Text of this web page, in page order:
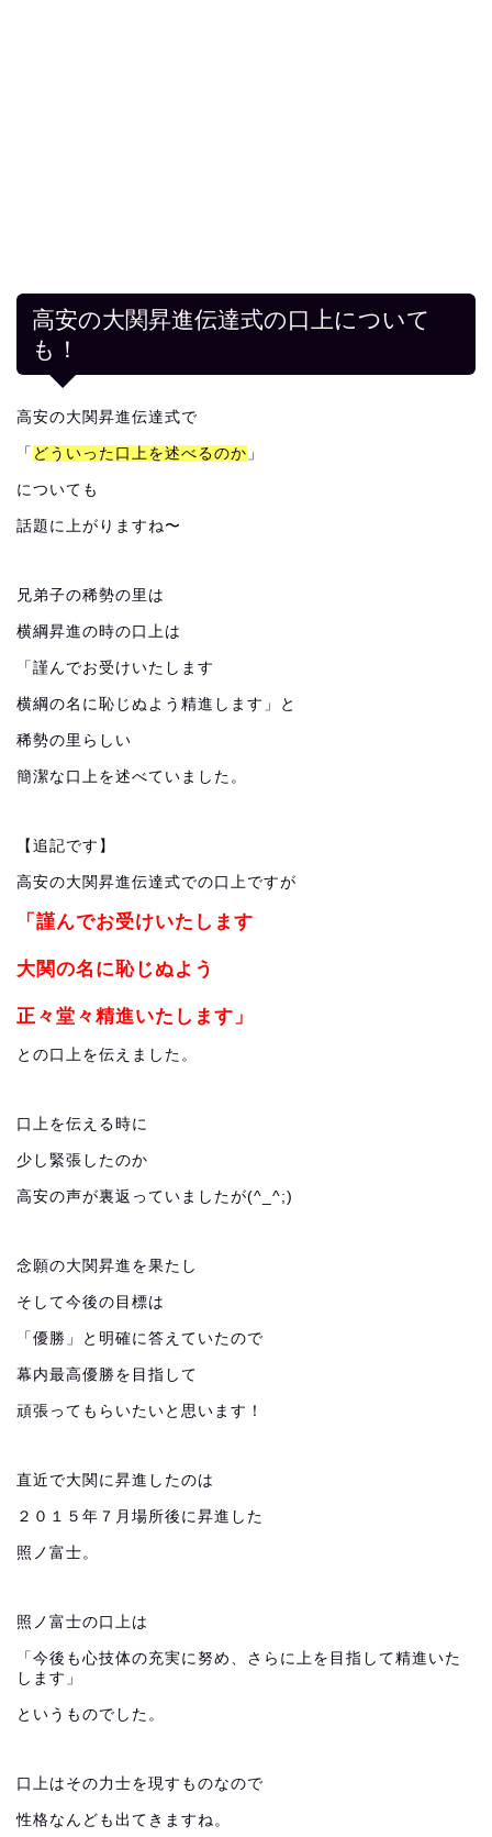
高安の大関昇進伝達式の口上について
も！
高安の大関昇進伝達式で
「 どういった口上を述べるのか 」
についても
話題に上がりますね〜
兄弟子の稀勢の里は
横綱昇進の時の口上は
「謹んでお受けいたします
横綱の名に恥じぬよう精進します」と
稀勢の里らしい
簡潔な口上を述べていました。
【追記です】
高安の大関昇進伝達式での口上ですが
「謹んでお受けいたします
大関の名に恥じぬよう
正々堂々精進いたします」
との口上を伝えました。
口上を伝える時に
少し緊張したのか
高安の声が裏返っていましたが(^_^;)
念願の大関昇進を果たし
そして今後の目標は
「優勝」と明確に答えていたので
幕内最高優勝を目指して
頑張ってもらいたいと思います！
直近で大関に昇進したのは
２０１５年７月場所後に昇進した
照ノ富士。
照ノ富士の口上は
「今後も心技体の充実に努め、さらに上を目指して精進いた
します」
というものでした。
口上はその力士を現すものなので
性格なんども出てきますね。